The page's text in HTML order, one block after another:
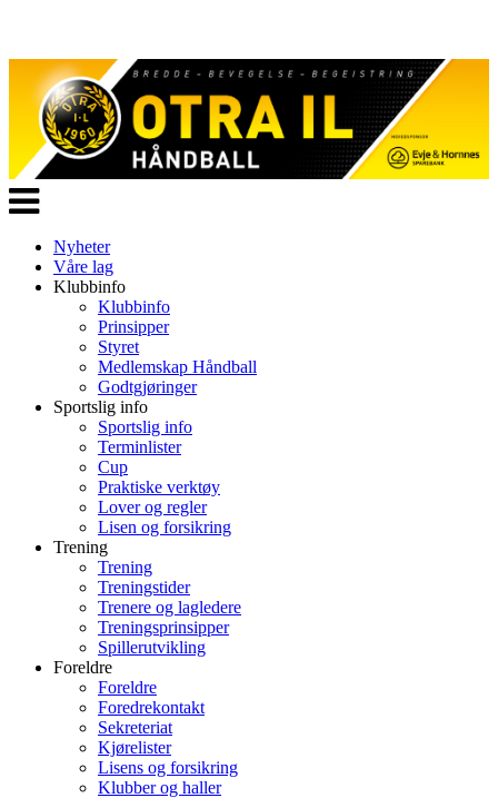
Veksle
navigasjon
Nyheter
Våre lag
Klubbinfo
Klubbinfo
Prinsipper
Styret
Medlemskap Håndball
Godtgjøringer
Sportslig info
Sportslig info
Terminlister
Cup
Praktiske verktøy
Lover og regler
Lisen og forsikring
Trening
Trening
Treningstider
Trenere og lagledere
Treningsprinsipper
Spillerutvikling
Foreldre
Foreldre
Foredrekontakt
Sekreteriat
Kjørelister
Lisens og forsikring
Klubber og haller